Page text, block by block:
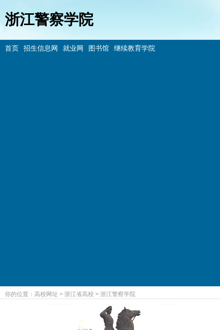
浙江警察学院
首页 招生信息网 就业网 图书馆 继续教育学院
你的位置： 高校网址 > 浙江省高校 > 浙江警察学院